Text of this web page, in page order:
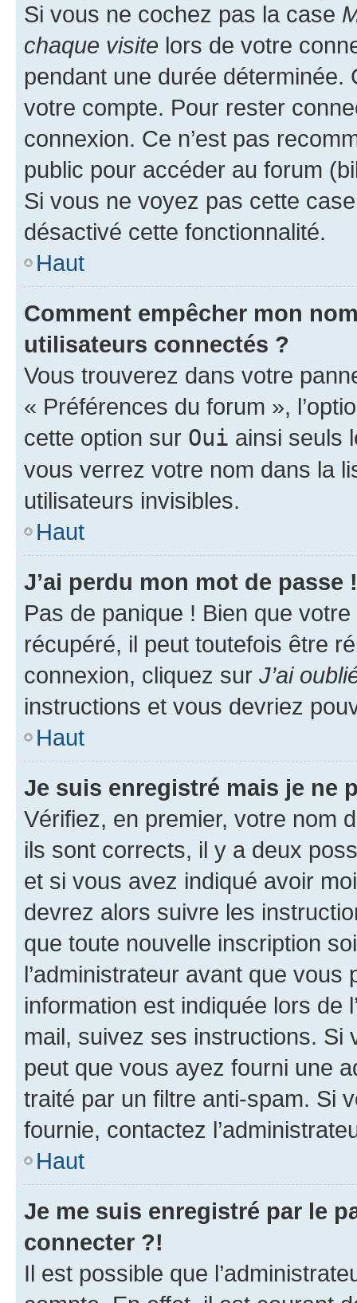
Si vous ne cochez pas la case
chaque visite lors de votre
pendant une durée déterminée.
votre compte. Pour rester
connexion. Ce n’est pas
public pour accéder au forum
Si vous ne voyez pas cette
désactivé cette fonctionnalité.
Haut
Comment empêcher mon
utilisateurs connectés ?
Vous trouverez dans votre
« Préférences du forum »,
cette option sur Oui ainsi seuls
vous verrez votre nom dans la
utilisateurs invisibles.
Haut
J’ai perdu mon mot de passe !
Pas de panique ! Bien que
récupéré, il peut toutefois être
connexion, cliquez sur J’ai
instructions et vous devriez
Haut
Je suis enregistré mais je ne
Vérifiez, en premier, votre nom
ils sont corrects, il y a deux
et si vous avez indiqué avoir
devrez alors suivre les
que toute nouvelle inscription
l’administrateur avant que
information est indiquée lors de
mail, suivez ses instructions. Si
peut que vous ayez fourni une
traité par un filtre anti-spam. Si
fournie, contactez
Haut
Je me suis enregistré par le
connecter ?!
Il est possible que